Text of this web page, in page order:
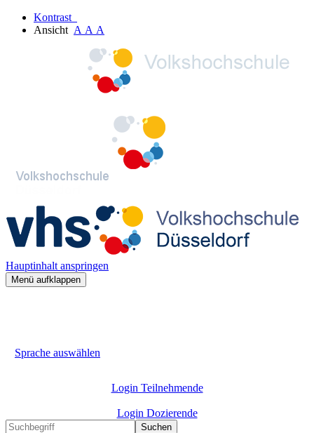
Kontrast
Ansicht A A A
Hauptinhalt anspringen
Menü aufklappen
Sprache auswählen
Login Teilnehmende
Login Dozierende
Suchen